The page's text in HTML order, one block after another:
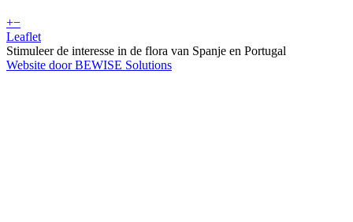
+−
Leaflet
Stimuleer de interesse in de flora van Spanje en Portugal
Website door BEWISE Solutions